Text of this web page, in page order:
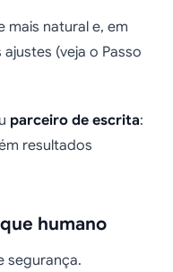
mais natural e, em
(veja o Passo
parceiro de escrita:
resultados
humano
segurança.